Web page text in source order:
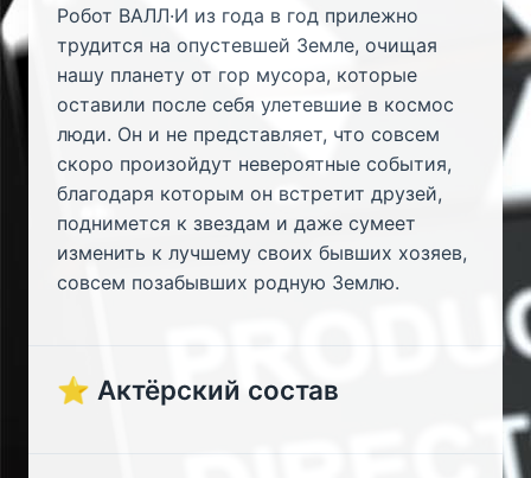
Робот ВАЛЛ·И из года в год прилежно
трудится на опустевшей Земле, очищая
нашу планету от гор мусора, которые
оставили после себя улетевшие в космос
люди. Он и не представляет, что совсем
скоро произойдут невероятные события,
благодаря которым он встретит друзей,
поднимется к звездам и даже сумеет
изменить к лучшему своих бывших хозяев,
совсем позабывших родную Землю.
⭐ Актёрский состав